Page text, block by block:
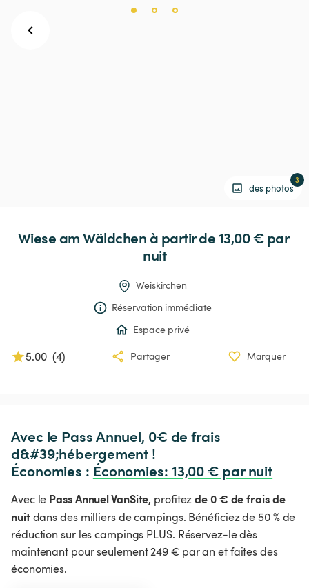
des photos
3
WieseamWäldchen à partir de 13,00 € par
nuit
Weiskirchen
Réservation immédiate
Espace privé
5.00 (4) Partager Marquer
Avec le Pass Annuel, 0€ de frais
d&#39;hébergement !
Économies : Économies: 13,00 € par nuit
Avec le Pass Annuel VanSite, profitezde 0 € de frais de
nuitdans des milliers de campings. Bénéficiez de 50 % de
réduction sur les campings PLUS. Réservez-le dès
maintenant pour seulement 249 € par an et faites des
économies.